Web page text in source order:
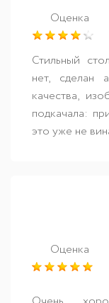
Оценка
Стильный
нет, сделан
качества,
подкачала:
это уже не
Оценка